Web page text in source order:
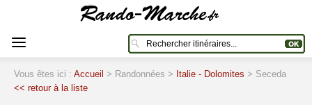
Vous êtes ici : Accueil > Randonnées > Italie - Dolomites > Seceda
<< retour à la liste